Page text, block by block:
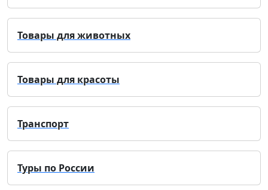
Товары для животных
Товары для красоты
Транспорт
Туры по России